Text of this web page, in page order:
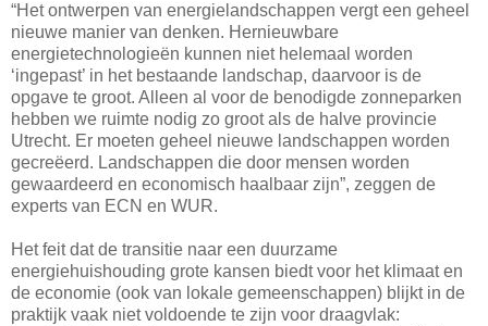
“Het ontwerpen van energielandschappen vergt een geheel
nieuwe manier van denken. Hernieuwbare
energietechnologieën kunnen niet helemaal worden
‘ingepast’ in het bestaande landschap, daarvoor is de
opgave te groot. Alleen al voor de benodigde zonneparken
hebben we ruimte nodig zo groot als de halve provincie
Utrecht. Er moeten geheel nieuwe landschappen worden
gecreëerd. Landschappen die door mensen worden
gewaardeerd en economisch haalbaar zijn”, zeggen de
experts van ECN en WUR.
Het feit dat de transitie naar een duurzame
energiehuishouding grote kansen biedt voor het klimaat en
de economie (ook van lokale gemeenschappen) blijkt in de
praktijk vaak niet voldoende te zijn voor draagvlak: